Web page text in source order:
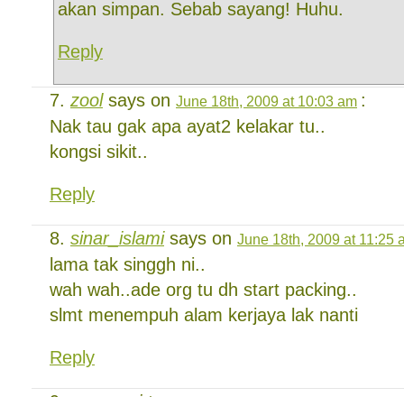
akan simpan. Sebab sayang! Huhu.
Reply
zoolsays on June 18th, 2009 at 10:03 am :
Nak tau gak apa ayat2 kelakar tu..
kongsi sikit..
Reply
sinar_islamisays on June 18th, 2009 at 11:25
lama tak singgh ni..
wah wah..ade org tu dh start packing..
slmt menempuh alam kerjaya lak nanti
Reply